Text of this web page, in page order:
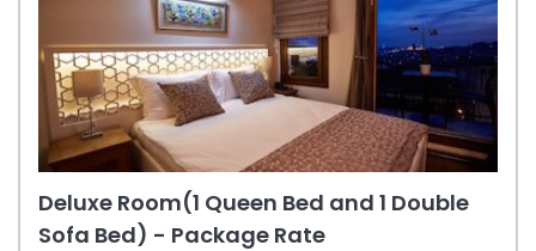
Deluxe Room(1 Queen Bed and 1 Double
Sofa Bed) - Package Rate